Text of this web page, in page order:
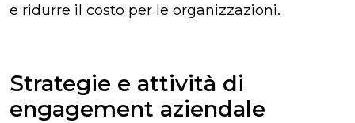
e ridurre il costo per le organizzazioni.
Strategie e attività di
engagement aziendale